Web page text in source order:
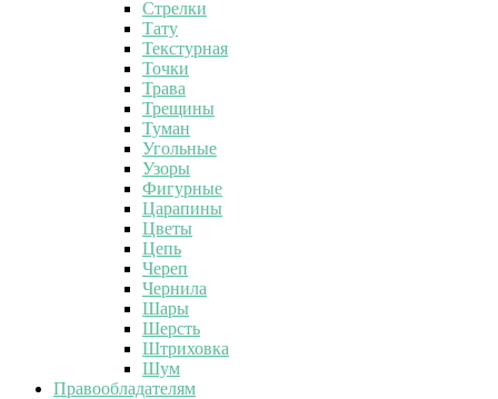
Стрелки
Тату
Текстурная
Точки
Трава
Трещины
Туман
Угольные
Узоры
Фигурные
Царапины
Цветы
Цепь
Череп
Чернила
Шары
Шерсть
Штриховка
Шум
Правообладателям